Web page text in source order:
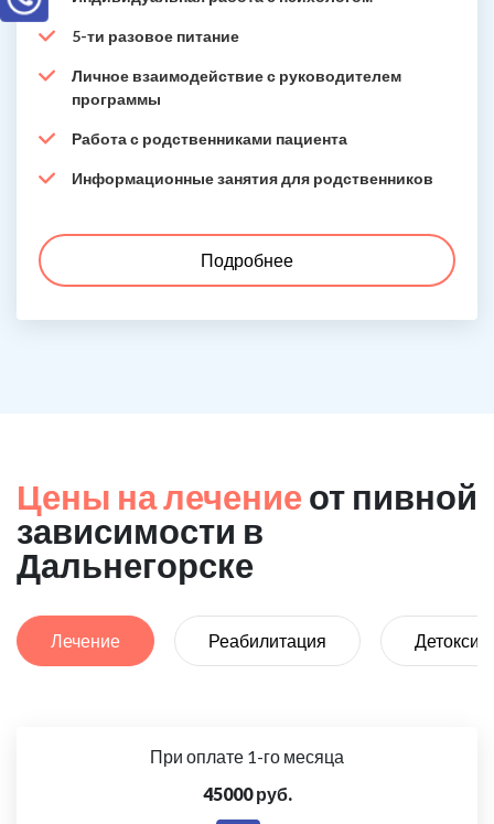
5-ти разовое питание
Личное взаимодействие с руководителем
программы
Работа с родственниками пациента
Информационные занятия для родственников
Подробнее
Цены на лечение от пивной
зависимости в
Дальнегорске
Лечение Реабилитация
При оплате 1-го месяца
45000 руб.